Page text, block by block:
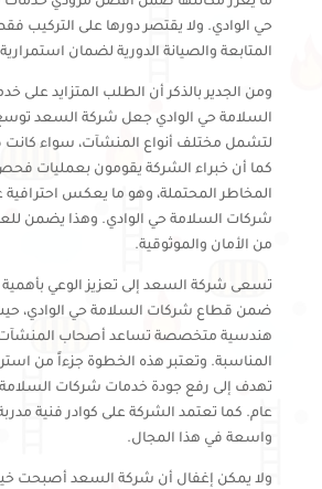
حي الوادي. ولا يقتصر دورها على التركيب
المتابعة والصيانة الدورية لضمان استمرارية
ومن الجدير بالذكر أن الطلب المتزايد على
السلامة حي الوادي جعل شركة السعد
لتشمل مختلف أنواع المنشآت، سواء كانت
كما أن خبراء الشركة يقومون بعمليات
المخاطر المحتملة، وهو ما يعكس احترافية
شركات السلامة حي الوادي. وهذا يضمن
من الأمان والموثوقية.
تسعى شركة السعد إلى تعزيز الوعي بأهمية
ضمن قطاع شركات السلامة حي الوادي،
هندسية متخصصة تساعد أصحاب المنشآت
المناسبة. وتعتبر هذه الخطوة جزءاً من
تهدف إلى رفع جودة خدمات شركات
عام. كما تعتمد الشركة على كوادر فنية
واسعة في هذا المجال.
ولا يمكن إغفال أن شركة السعد أصبحت